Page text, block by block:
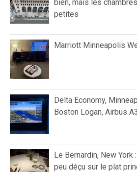
bien, mais les
petites
Marriott Minneapolis
Delta Economy,
Boston Logan, Airbus
Le Bernardin, New York
peu déçu sur le plat